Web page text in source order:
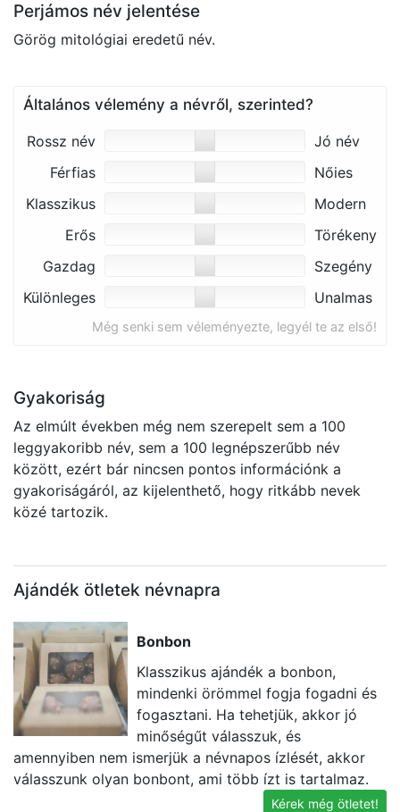
Perjámos név jelentése
Görög mitológiai eredetű név.
Általános vélemény a névről, szerinted?
Rossz név
Jó név
Férfias
Nőies
Klasszikus
Modern
Erős
Törékeny
Gazdag
Szegény
Különleges
Unalmas
Még senki sem véleményezte, legyél te az első!
Gyakoriság
Az elmúlt években még nem szerepelt sem a 100
leggyakoribb név, sem a 100 legnépszerűbb név
között, ezért bár nincsen pontos információnk a
gyakoriságáról, az kijelenthető, hogy ritkább nevek
közé tartozik.
Ajándék ötletek névnapra
Bonbon
Klasszikus ajándék a bonbon,
mindenki örömmel fogja fogadni és
fogasztani. Ha tehetjük, akkor jó
minőségűt válasszuk, és
amennyiben nem ismerjük a névnapos ízlését, akkor
válasszunk olyan bonbont, ami több ízt is tartalmaz.
Kérek még ötletet!